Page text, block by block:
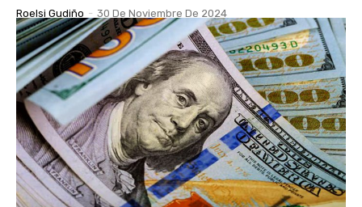
Roelsi Gudiño - 30 De Noviembre De 2024